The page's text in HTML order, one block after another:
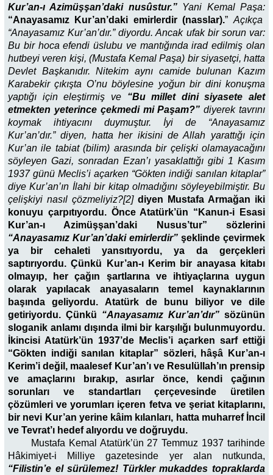
Kur’an-ı Azimüşşan’daki nusûstur.”Yani Kemal Paşa:
“Anayasamız Kur’an’daki emirlerdir (nasslar).” Açıkça
“Anayasamız Kur’an’dır.” diyordu. Ancak ufak bir sorun var:
Bu bir hoca efendi üslubu ve mantığında irad edilmiş olan
hutbeyi veren kişi, (Mustafa Kemal Paşa) bir siyasetçi, hatta
Devlet Başkanıdır. Nitekim aynı camide bulunan Kazım
Karabekir çıkışta O’nu böylesine yoğun bir dini konuşma
yaptığı için eleştirmiş ve “Bu millet dini siyasete alet
etmekten yeterince çekmedi mi Paşam?” diyerek tavrını
koymak ihtiyacını duymuştur. İyi de “Anayasamız
Kur’an’dır.” diyen, hatta her ikisini de Allah yarattığı için
Kur’an ile tabiat (bilim) arasında bir çelişki olamayacağını
söyleyen Gazi, sonradan Ezan’ı yasaklattığı gibi 1 Kasım
1937 günü Meclis’i açarken “Gökten indiği sanılan kitaplar”
diye Kur’an’ın İlahi bir kitap olmadığını söyleyebilmiştir. Bu
çelişkiyi nasıl çözmeliyiz?[2] diyen Mustafa Armağan iki
konuyu çarpıtıyordu. Önce Atatürk’ün “Kanun-i Esasi
Kur’an-ı Azimüşşan’daki Nusus’tur” sözlerini
“Anayasamız Kur’an’daki emirlerdir” şeklinde çevirmek
ya bir cehaleti yansıtıyordu, ya da gerçekleri
saptırıyordu. Çünkü Kur’an-ı Kerim bir anayasa kitabı
olmayıp, her çağın şartlarına ve ihtiyaçlarına uygun
olarak yapılacak anayasaların temel kaynaklarının
başında geliyordu. Atatürk de bunu biliyor ve dile
getiriyordu. Çünkü “Anayasamız Kur’an’dır” sözünün
sloganik anlamı dışında ilmi bir karşılığı bulunmuyordu.
İkincisi Atatürk’ün 1937’de Meclis’i açarken sarf ettiği
“Gökten indiği sanılan kitaplar” sözleri, hâşâ Kur’an-ı
Kerim’i değil, maalesef Kur’an’ı ve Resulüllah’ın prensip
ve amaçlarını bırakıp, asırlar önce, kendi çağının
sorunları ve standartları çerçevesinde üretilen
çözümleri ve yorumları içeren fetva ve şeriat kitaplarını,
bir nevi Kur’an yerine kâim kılanları, hatta muharref İncil
ve Tevrat’ı hedef alıyordu ve doğruydu.
Mustafa Kemal Atatürk’ün 27 Temmuz 1937 tarihinde
Hâkimiyet-i Milliye gazetesinde yer alan nutkunda,
“Filistin’e el sürülemez! Türkler mukaddes topraklarda